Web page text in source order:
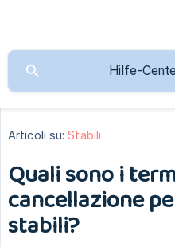
Articoli su: Stabili
Quali sono i
cancellazione
stabili?